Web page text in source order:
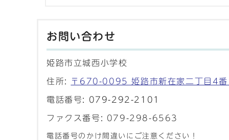
お問い合わせ
姫路市立城西小学校
住所: 〒670-0095 姫路市新在家二丁目4
電話番号: 079-292-2101
ファクス番号: 079-298-6563
電話番号のかけ間違いにご注意ください！